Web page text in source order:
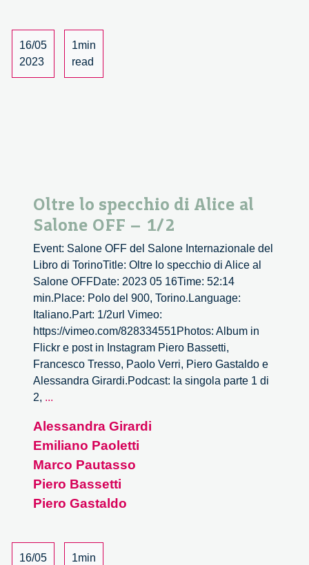
2/2
16/05
2023
1min
read
Oltre lo specchio di Alice al
Salone OFF – 1/2
Event: Salone OFF del Salone Internazionale del
Libro di TorinoTitle: Oltre lo specchio di Alice al
Salone OFFDate: 2023 05 16Time: 52:14
min.Place: Polo del 900, Torino.Language:
Italiano.Part: 1/2url Vimeo:
https://vimeo.com/828334551Photos: Album in
Flickr e post in Instagram Piero Bassetti,
Francesco Tresso, Paolo Verri, Piero Gastaldo e
Alessandra Girardi.Podcast: la singola parte 1 di
2, ...
specchio
di
Alice
al
1/2
Alessandra Girardi
Emiliano Paoletti
Marco Pautasso
Piero Bassetti
Piero Gastaldo
16/05
1min